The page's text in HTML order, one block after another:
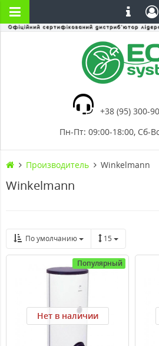
+38 (95) 300-
Пн-Пт: 09:00-18:00, Сб-
Производитель Winkelmann
Winkelmann
По умолчанию 15
Популярный
Нет в наличии